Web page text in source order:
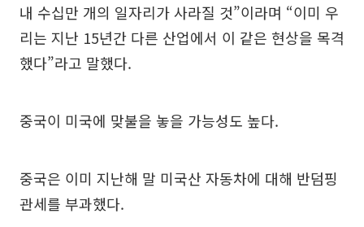
내 수십만 개의 일자리가 사라질 것”이라며 “이미 우
리는 지난 15년간 다른 산업에서 이 같은 현상을 목격
했다”라고 말했다.
중국이 미국에 맞불을 놓을 가능성도 높다.
중국은 이미 지난해 말 미국산 자동차에 대해 반덤핑
관세를 부과했다.